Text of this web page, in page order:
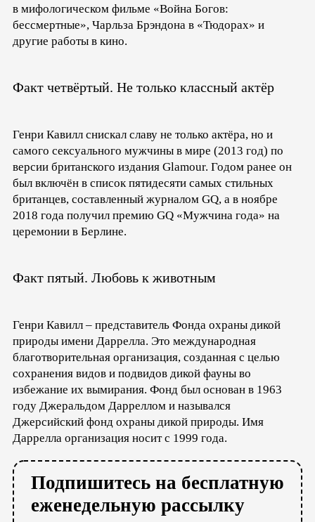
в мифологическом фильме «Война Богов:
бессмертные», Чарльза Брэндона в «Тюдорах» и
другие работы в кино.
Факт четвёртый. Не только классный актёр
Генри Кавилл снискал славу не только актёра, но и
самого сексуального мужчины в мире (2013 год) по
версии британского издания Glamour. Годом ранее он
был включён в список пятидесяти самых стильных
британцев, составленный журналом GQ, а в ноябре
2018 года получил премию GQ «Мужчина года» на
церемонии в Берлине.
Факт пятый. Любовь к животным
Генри Кавилл – представитель Фонда охраны дикой
природы имени Даррелла. Это международная
благотворительная организация, созданная с целью
сохранения видов и подвидов дикой фауны во
избежание их вымирания. Фонд был основан в 1963
году Джеральдом Дарреллом и назывался
Джерсийский фонд охраны дикой природы. Имя
Даррелла организация носит с 1999 года.
Подпишитесь на бесплатную
еженедельную рассылку